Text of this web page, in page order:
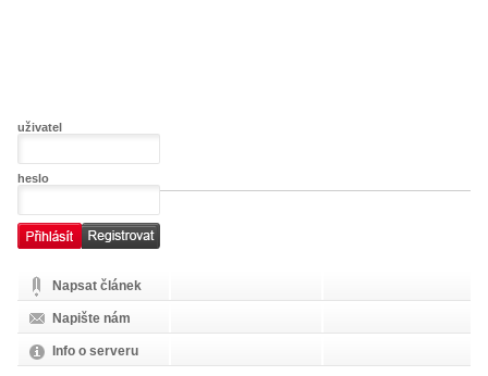
uživatel
heslo
Napsat článek
Napište nám
Info o serveru